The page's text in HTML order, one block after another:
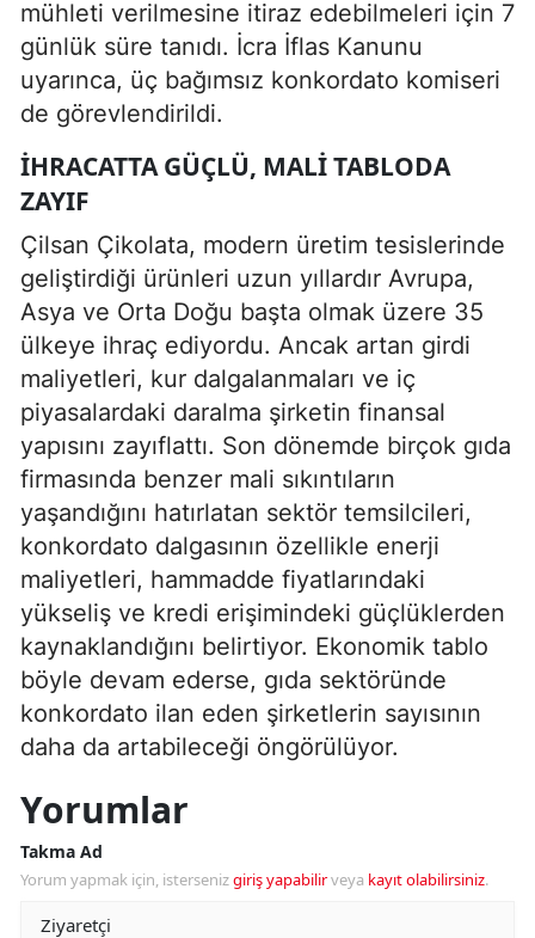
mühleti verilmesine itiraz edebilmeleri için 7
günlük süre tanıdı. İcra İflas Kanunu
uyarınca, üç bağımsız konkordato komiseri
de görevlendirildi.
İHRACATTA GÜÇLÜ, MALI TABLODA
ZAYIF
Çilsan Çikolata, modern üretim tesislerinde
geliştirdiği ürünleri uzun yıllardır Avrupa,
Asya ve Orta Doğu başta olmak üzere 35
ülkeye ihraç ediyordu. Ancak artan girdi
maliyetleri, kur dalgalanmaları ve iç
piyasalardaki daralma şirketin finansal
yapısını zayıflattı. Son dönemde birçok gıda
firmasında benzer mali sıkıntıların
yaşandığını hatırlatan sektör temsilcileri,
konkordato dalgasının özellikle enerji
maliyetleri, hammadde fiyatlarındaki
yükseliş ve kredi erişimindeki güçlüklerden
kaynaklandığını belirtiyor. Ekonomik tablo
böyle devam ederse, gıda sektöründe
konkordato ilan eden şirketlerin sayısının
daha da artabileceği öngörülüyor.
Yorumlar
Takma Ad
Yorum yapmak için, istersenizgiriş yapabilirveya kayıt olabilirsiniz.